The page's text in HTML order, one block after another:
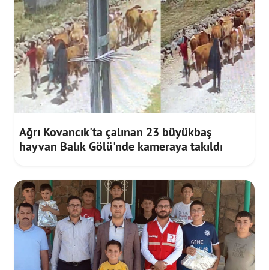
Ağrı Kovancık'ta çalınan 23 büyükbaş
hayvan Balık Gölü'nde kameraya takıldı